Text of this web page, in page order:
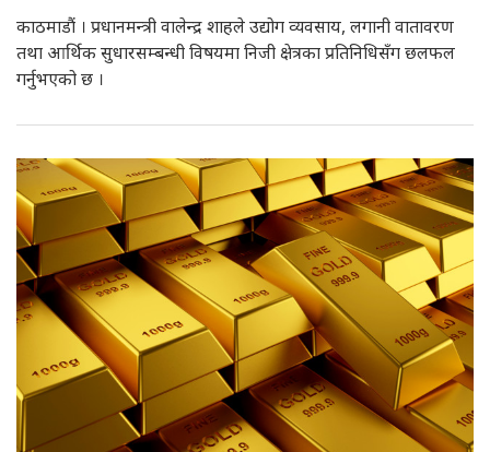
काठमाडौं । प्रधानमन्त्री वालेन्द्र शाहले उद्योग व्यवसाय, लगानी वातावरण
तथा आर्थिक सुधारसम्बन्धी विषयमा निजी क्षेत्रका प्रतिनिधिसँग छलफल
गर्नुभएको छ ।